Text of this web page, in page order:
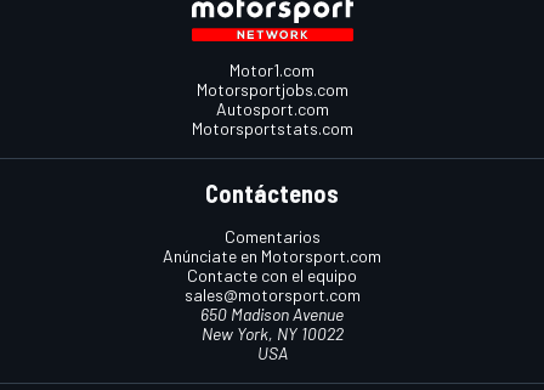
Motor1.com
Motorsportjobs.com
Autosport.com
Motorsportstats.com
Contáctenos
Comentarios
Anúnciate en Motorsport.com
Contacte con el equipo
sales@motorsport.com
650 Madison Avenue
New York, NY 10022
USA